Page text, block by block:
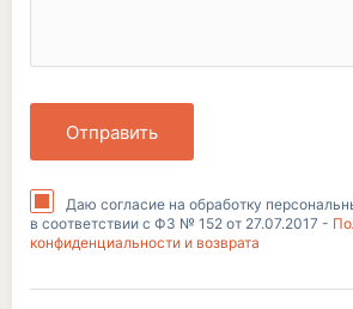
Отправить
Даю согласие на обработку
в соответствии с ФЗ № 152 от 27.07.2017 -
конфиденциальности и возврата